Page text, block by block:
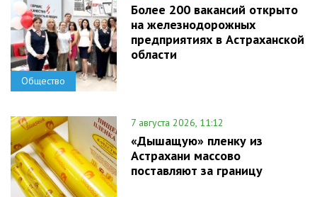
Общество
Более 200 вакансий открыто
на железнодорожных
предприятиях в Астраханской
области
7 августа 2026, 11:12
«Дышащую» пленку из
Астрахани массово
поставляют за границу